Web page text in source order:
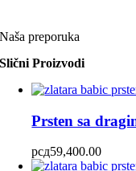
Naša preporuka
Slični Proizvodi
Prsten sa
рсд59,400.00